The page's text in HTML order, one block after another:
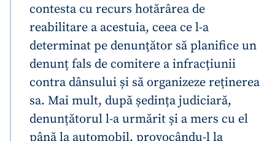
contesta cu recurs hotărârea de
reabilitare a acestuia, ceea ce l-a
determinat pe denunțător să planifice un
denunț fals de comitere a infracțiunii
contra dânsului și să organizeze reținerea
sa. Mai mult, după ședința judiciară,
denunțătorul l-a urmărit și a mers cu el
până la automobil, provocându-l la